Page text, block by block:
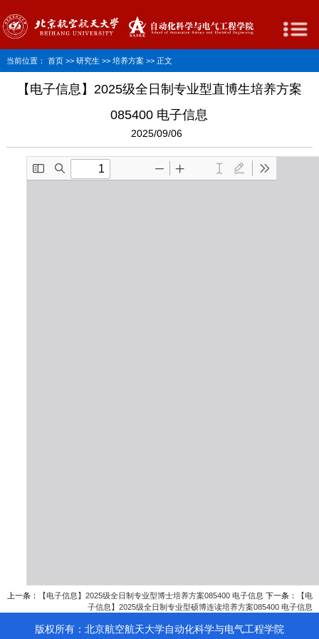
当前位置： 首页>> 研究生 >> 培养方案>> 正文
【电子信息】2025级全日制专业型直博生培养方案
085400 电子信息
2025/09/06
上一条： 【电子信息】2025级全日制专业型博士培养方案085400 电子信息 下一条：
【电
子信息】2025级全日制专业型硕博连读培养方案085400 电子信息
版权所有：北京航空航天大学自动化科学与电气工程学院